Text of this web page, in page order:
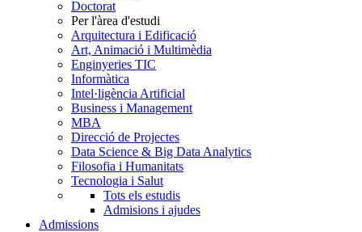
Doctorat
Per l'àrea d'estudi
Arquitectura i Edificació
Art, Animació i Multimèdia
Enginyeries TIC
Informàtica
Intel·ligència Artificial
Business i Management
MBA
Direcció de Projectes
Data Science & Big Data Analytics
Filosofia i Humanitats
Tecnologia i Salut
Tots els estudis
Admisions i ajudes
Admissions